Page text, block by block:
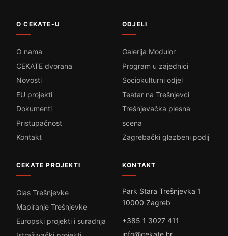
O CEKATE-U
O nama
CEKATE dvorana
Novosti
EU projekti
Dokumenti
Pristupačnost
Kontakt
ODJELI
Galerija Modulor
Program u zajednici
Sociokulturni odjel
Teatar na Trešnjevci
Trešnjevačka plesna
scena
Zagrebački glazbeni podij
CEKATE PROJEKTI
Glas Trešnjevke
Mapiranje Trešnjevke
Europski projekti i suradnja
KONTAKT
Park Stara Trešnjevka 1
10000 Zagreb
+385 1 3027 411